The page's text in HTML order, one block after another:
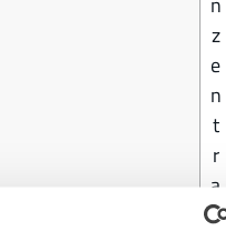
z
e
n
t
r
a
t